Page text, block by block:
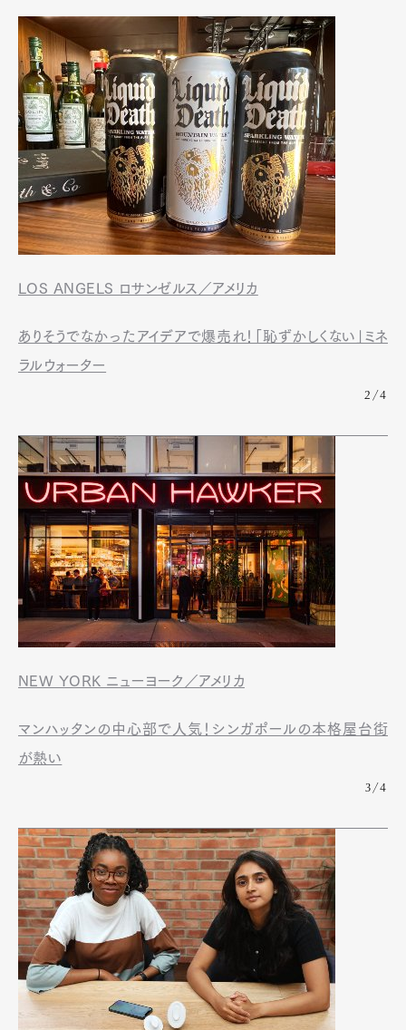
LOS ANGELS ロサンゼルス／アメリカ
ありそうでなかったアイデアで爆売れ！「恥ずかしくない」ミネ
ラルウォーター
2/4
NEW YORK ニューヨーク／アメリカ
マンハッタンの中心部で人気！シンガポールの本格屋台街
が熱い
3/4